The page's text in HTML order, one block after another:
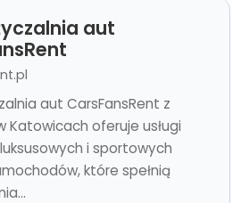
aut
aut CarsFansRent z
Katowicach oferuje usługi
i sportowych
które spełnią